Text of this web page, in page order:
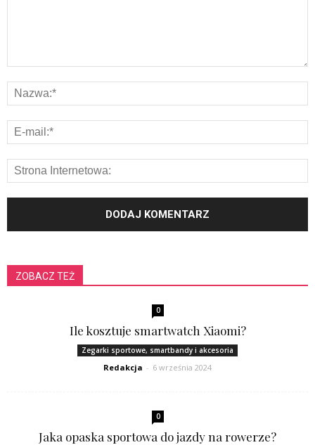
ZOBACZ TEŻ
0
Ile kosztuje smartwatch Xiaomi?
Zegarki sportowe, smartbandy i akcesoria
Redakcja - 6 września 2024
0
Jaka opaska sportowa do jazdy na rowerze?